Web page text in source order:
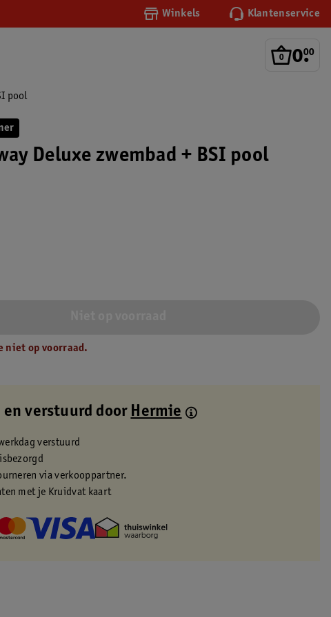
Winkels Klantenservice
0.
00
pool
Deluxe zwembad + BSI pool
niet op voorraad.
en verstuurd door Hermie
verstuurd
via verkooppartner.
met je Kruidvat kaart